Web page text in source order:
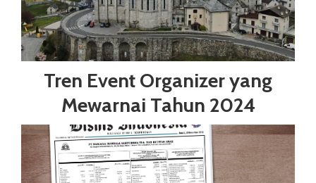
Tren Event Organizer yang
Mewarnai Tahun 2024